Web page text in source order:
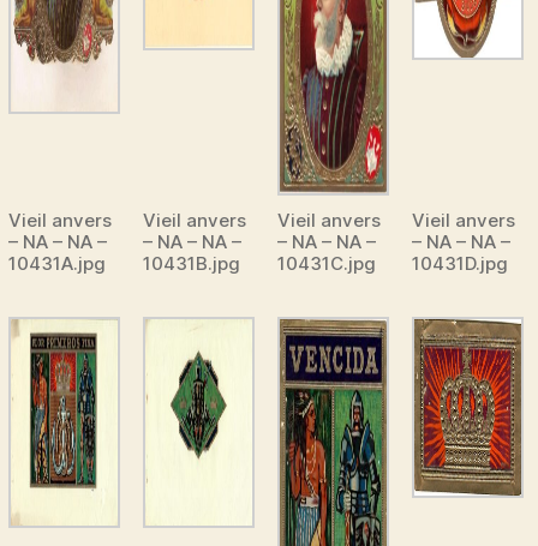
Vieil anvers
– NA – NA –
10431A.jpg
Vieil anvers
– NA – NA –
10431B.jpg
Vieil anvers
– NA – NA –
10431C.jpg
Vieil anvers
– NA – NA –
10431D.jpg